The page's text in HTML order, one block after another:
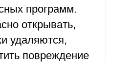
программ.
открывать,
удаляются,
повреждение